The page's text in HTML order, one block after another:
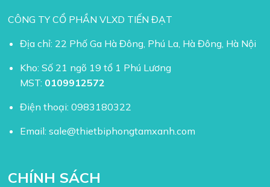
CÔNG TY CỔ PHẦN VLXD TIẾN ĐẠT
Địa chỉ: 22 Phố Ga Hà Đông, Phú La, Hà Đông, Hà Nội
Kho: Số 21 ngõ 19 tổ 1 Phú Lương
MST: 0109912572
Điện thoại:0983180322
Email:sale@thietbiphongtamxanh.com
CHÍNH SÁCH